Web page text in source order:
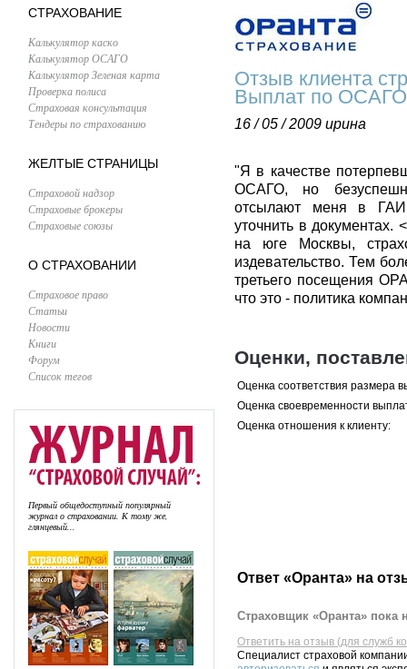
СТРАХОВАНИЕ
Калькулятор каско
Калькулятор ОСАГО
Калькулятор Зеленая карта
Проверка полиса
Страховая консультация
Тендеры по страхованию
ЖЕЛТЫЕ СТРАНИЦЫ
Страховой надзор
Страховые брокеры
Страховые союзы
О СТРАХОВАНИИ
Страховое право
Статьи
Новости
Книги
Форум
Список тегов
Первый общедоступный популярный
журнал о страховании. К тому же,
глянцевый...
Отзыв клиента
Выплат по
16 / 05 / 2009 ирина
"Я в качестве
ОСАГО, но
отсылают меня в ГАИ,
уточнить в документах.
на юге Москвы,
издевательство. Тем
третьего посещения
что это - политика
Оценки,
Оценка соответствия размера
Оценка своевременности
Оценка отношения к клиенту:
Ответ «Оранта» на
Страховщик «Оранта» пока
Ответить на отзыв (для служб
Специалист страховой